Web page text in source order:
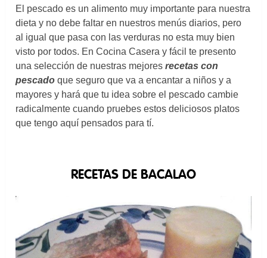
El pescado es un alimento muy importante para nuestra
dieta y no debe faltar en nuestros menús diarios, pero
al igual que pasa con las verduras no esta muy bien
visto por todos. En Cocina Casera y fácil te presento
una selección de nuestras mejoresrecetas con
pescado que seguro que va a encantar a niños y a
mayores y hará que tu idea sobre el pescado cambie
radicalmente cuando pruebes estos deliciosos platos
que tengo aquí pensados para tí.
RECETAS DE BACALAO